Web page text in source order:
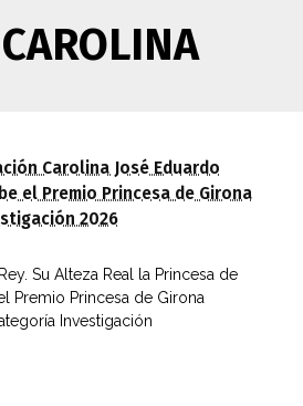
Carolina José Eduardo
el Premio Princesa de Girona
2026
Su Alteza Real la Princesa de
Premio Princesa de Girona
Investigación